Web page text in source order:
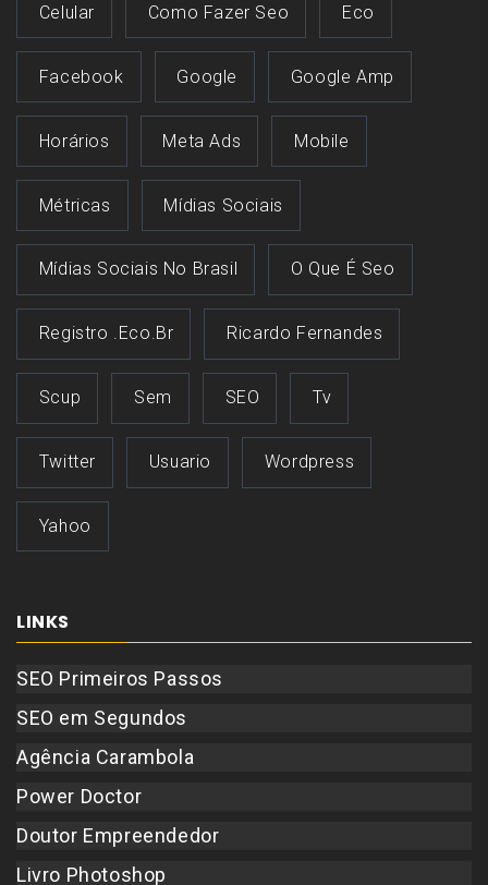
Celular Como Fazer Seo Eco
Facebook Google Google Amp
Horários Meta Ads Mobile
Métricas Mídias Sociais
Mídias Sociais No Brasil O Que É Seo
Registro .eco.br Ricardo Fernandes
Scup Sem SEO Tv
Twitter Usuario Wordpress
Yahoo
LINKS
SEO Primeiros Passos
SEO em Segundos
Agência Carambola
Power Doctor
Doutor Empreendedor
Livro Photoshop